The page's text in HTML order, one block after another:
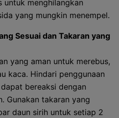
untuk menghilangkan
yang mungkin menempel.
Sesuai dan Takaran yang
yang aman untuk merebus,
kaca. Hindari penggunaan
bereaksi dengan
Gunakan takaran yang
daun sirih untuk setiap 2